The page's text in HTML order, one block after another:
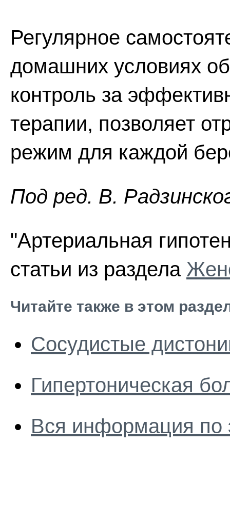
Регулярное
домашних условиях
контроль за
терапии, позволяет
режим для каждой
Пoд peд. В.
"Артериальная
статьи из раздела
Читайте также в этом
Сосудистые
Гипертоническая
Вся информация по